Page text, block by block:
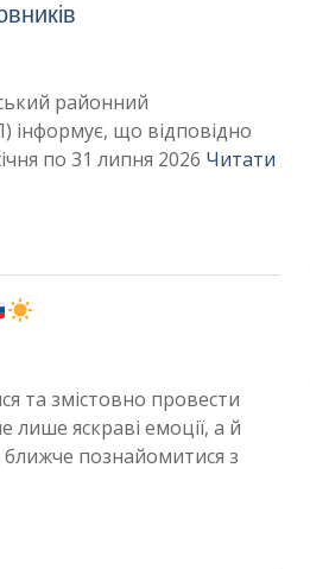
районний
інформує, що відповідно
по 31 липня 2026 Читати
та змістовно провести
лише яскраві емоції, а й
познайомитися з